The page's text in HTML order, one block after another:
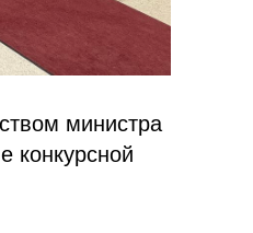
министра
конкурсной